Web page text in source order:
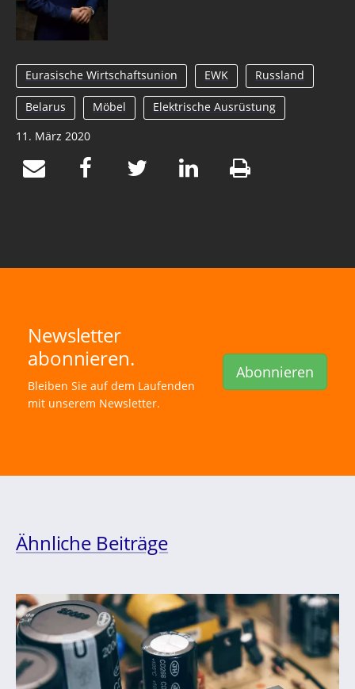
Eurasische Wirtschaftsunion EWK Russland
Belarus Möbel
Elektrische Ausrüstung
11. März 2020
Newsletter
abonnieren.
Bleiben Sie auf dem Laufenden
mit unserem Newsletter.
Abonnieren
Ähnliche Beiträge